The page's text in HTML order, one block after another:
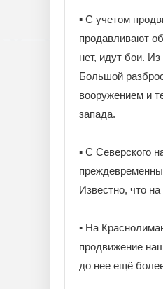
▪️ С учетом
продавливают
нет, идут бои.
Большой
вооружением и
запада.
▪️ С Северского
Известно, что
▪️ На
продвижение
до нее ещё